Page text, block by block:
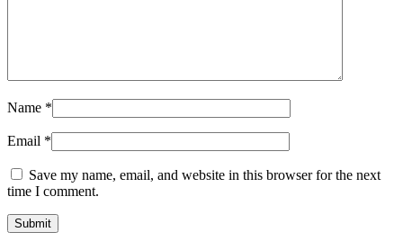
Name *
Email *
Save my name, email, and website in this browser for the next
time I comment.